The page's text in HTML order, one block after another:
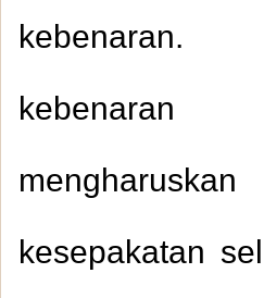
kesepakatan